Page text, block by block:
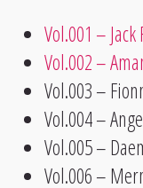
Vol.001 – Jack
Vol.002 –
Vol.003 –
Vol.004 –
Vol.005 –
Vol.006 –